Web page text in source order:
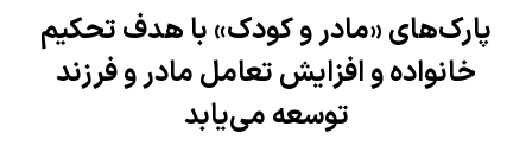
پارک‌های «مادر و کودک» با هدف تحکیم
خانواده و افزایش تعامل مادر و فرزند
توسعه می‌یابد